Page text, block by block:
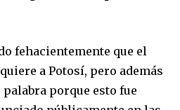
fehacientemente que el
a Potosí, pero además
porque esto fue